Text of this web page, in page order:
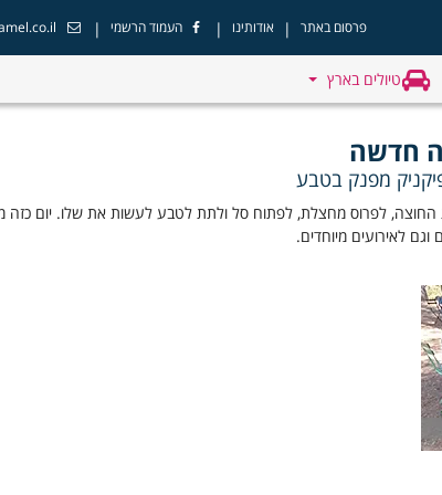
פרסום באתר | אודותינו | העמוד הרשמי |
טיולים בארץ
חדשה
מפנק בטבע
לפרוס מחצלת, לפתוח סל ולתת לטבע לעשות את שלו. יום כזה
לאירועים מיוחדים.